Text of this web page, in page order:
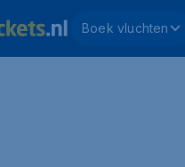
Boek vluchten